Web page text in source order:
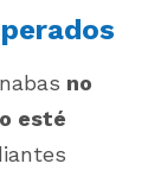
no
esté